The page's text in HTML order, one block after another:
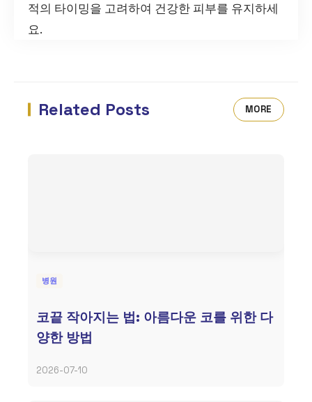
적의 타이밍을 고려하여 건강한 피부를 유지하세
요.
Related Posts MORE
병원
코끝 작아지는 법: 아름다운 코를 위한 다
양한 방법
2026-07-10